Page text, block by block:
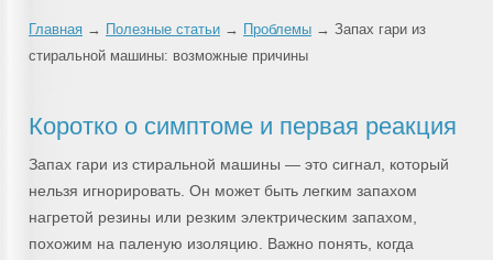
Главная → Полезные статьи → Проблемы → Запах гари из
стиральной машины: возможные причины
Коротко о симптоме и первая реакция
Запах гари из стиральной машины — это сигнал, который
нельзя игнорировать. Он может быть легким запахом
нагретой резины или резким электрическим запахом,
похожим на паленую изоляцию. Важно понять, когда